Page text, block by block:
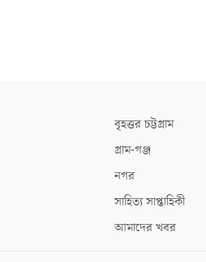
বৃহত্তর চট্টগ্রাম
গ্রাম-গঞ্জ
নগর
সাহিত্য সাপ্তাহিকী
আমাদের খবর